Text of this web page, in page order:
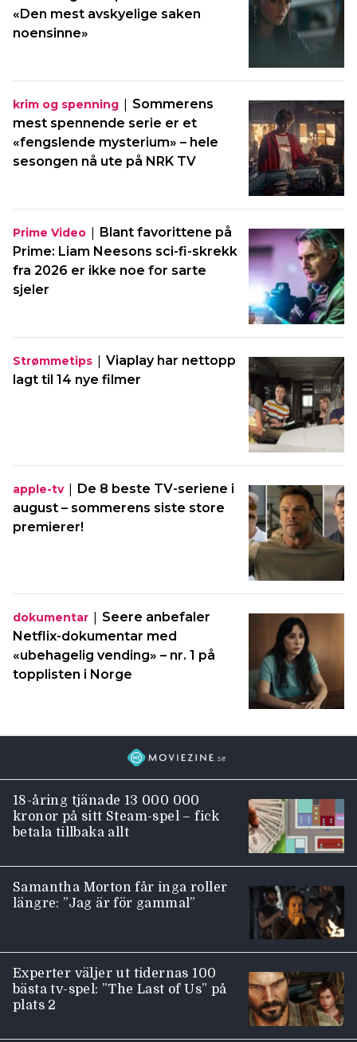
«Den mest avskyelige saken
noensinne»
krim og spenning | Sommerens
mest spennende serie er et
«fengslende mysterium» – hele
sesongen nå ute på NRK TV
Prime Video | Blant favorittene på
Prime: Liam Neesons sci-fi-skrekk
fra 2026 er ikke noe for sarte
sjeler
Strømmetips | Viaplay har nettopp
lagt til 14 nye filmer
apple-tv| De 8 beste TV-seriene i
august – sommerens siste store
premierer!
dokumentar | Seere anbefaler
Netflix-dokumentar med
«ubehagelig vending» – nr. 1 på
topplisten i Norge
18-åring tjänade 13 000 000
kronor på sitt Steam-spel – fick
betala tillbaka allt
Samantha Morton får inga roller
längre: ”Jag är för gammal”
Experter väljer ut tidernas 100
bästa tv-spel: ”The Last of Us” på
plats 2